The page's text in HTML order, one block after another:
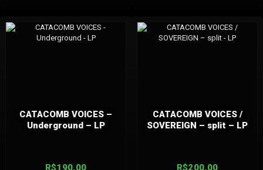
CATACOMB VOICES –
Underground – LP
R$190,00
CATACOMB VOICES /
SOVEREIGN – split – LP
R$200,00